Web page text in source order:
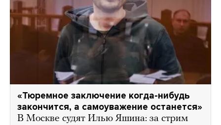
«Тюремное заключение когда-нибудь
закончится, а самоуважение останется»
В Москве судят Илью Яшина: за стрим